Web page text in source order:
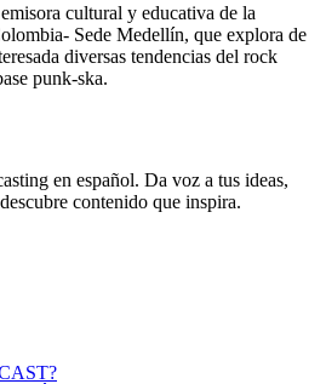
cultural y educativa de la
Sede Medellín, que explora de
diversas tendencias del rock
punk-ska.
en español. Da voz a tus ideas,
contenido que inspira.